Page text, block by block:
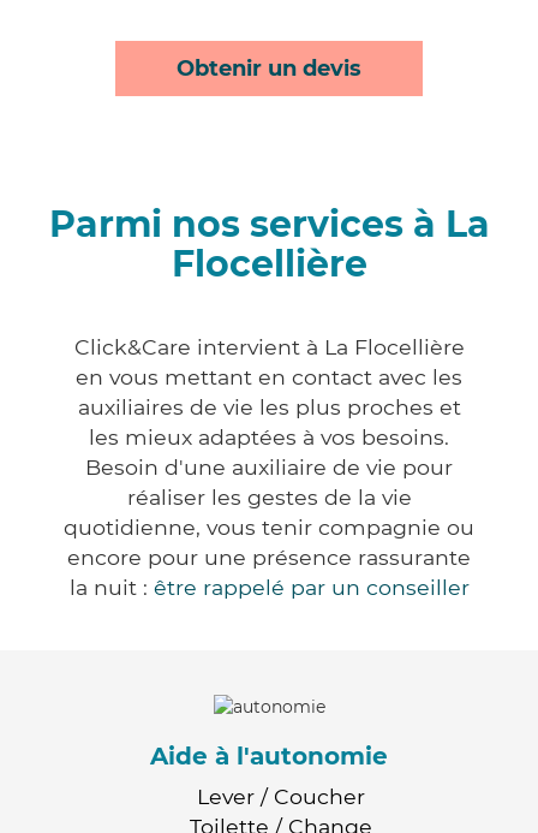
Obtenir un devis
Parmi nos services à La
Flocellière
Click&Care intervient à La Flocellière
en vous mettant en contact avec les
auxiliaires de vie les plus proches et
les mieux adaptées à vos besoins.
Besoin d'une auxiliaire de vie pour
réaliser les gestes de la vie
quotidienne, vous tenir compagnie ou
encore pour une présence rassurante
la nuit : être rappelé par un conseiller
Aide à l'autonomie
Lever / Coucher
Toilette / Change